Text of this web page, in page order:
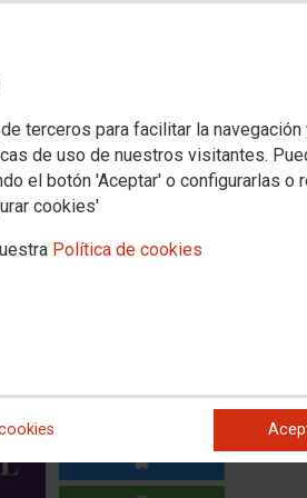
terceros para facilitar la navegación
de uso de nuestros visitantes.
el botón 'Aceptar' o configurarlas o
cookies'
Política de cookies
Novas
Media
da igualdade
mes
de CCOO de Galicia